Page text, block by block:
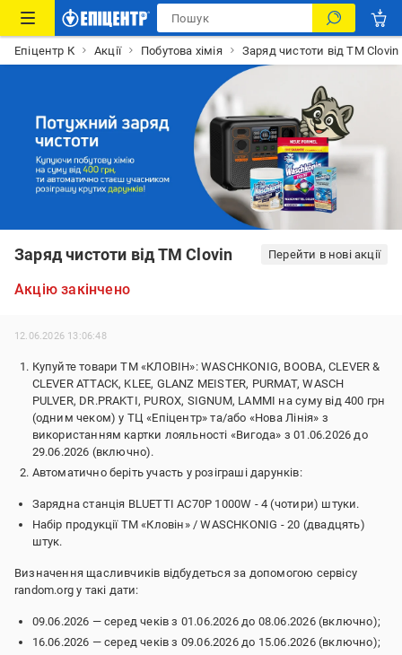
Епіцентр К Акції Побутова хімія Заряд чистоти від ТМ Clovin
Заряд чистоти від ТМ Clovin Перейти в нові акції
Акцію закінчено
12.06.2026 13:06:48
Купуйте товари ТМ «КЛОВІН»: WASCHKONIG, BOOBA, CLEVER &
CLEVER ATTACK, KLEE, GLANZ MEISTER, PURMAT, WASCH
PULVER, DR.PRAKTI, PUROX, SIGNUM, LAMMI на суму від 400 грн
(одним чеком) у ТЦ «Епіцентр» та/або «Нова Лінія» з
використанням картки лояльності «Вигода» з 01.06.2026 до
29.06.2026 (включно).
Автоматично беріть участь у розіграші дарунків:
Зарядна станція BLUETTI AC70P 1000W - 4 (чотири) штуки.
Набір продукції ТМ «Кловін» / WASCHKONIG - 20 (двадцять)
штук.
Визначення щасливчиків відбудеться за допомогою сервісу
random.org у такі дати:
09.06.2026 — серед чеків з 01.06.2026 до 08.06.2026 (включно);
16.06.2026 — серед чеків з 09.06.2026 до 15.06.2026 (включно);